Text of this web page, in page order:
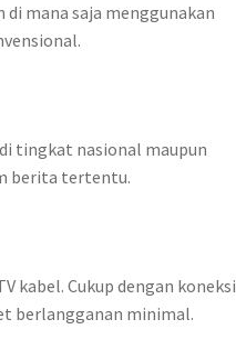
mana saja menggunakan
tingkat nasional maupun
berita tertentu.
kabel. Cukup dengan koneksi
berlangganan minimal.